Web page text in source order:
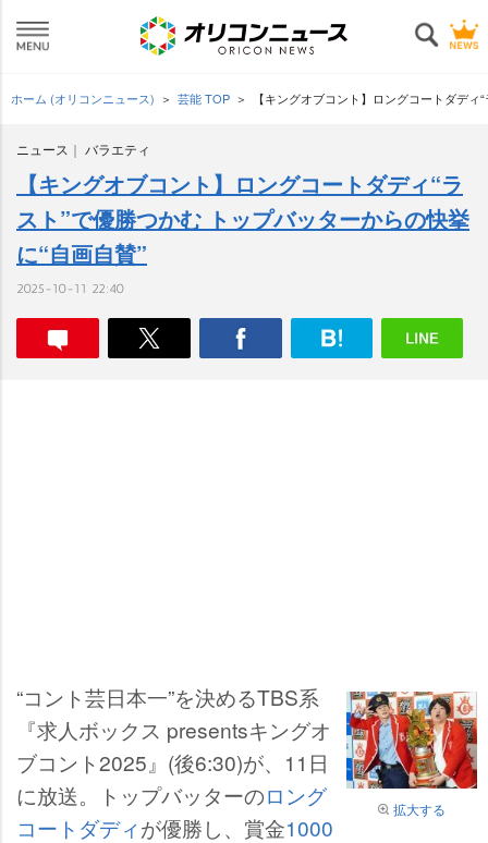
ホーム (オリコンニュース) 芸能 TOP 【キングオブコント】ロングコートダデ
ニュース バラエティ
【キングオブコント】ロングコートダディ“ラ
スト”で優勝つかむ トップバッターからの快挙
に“自画自賛”
2025-10-11 22:40
拡大する
“コント芸日本一”を決めるTBS系
『求人ボックス presentsキングオ
ブコント2025』(後6:30)が、11日
に放送。トップバッターのロング
コートダディが優勝し、賞金1000